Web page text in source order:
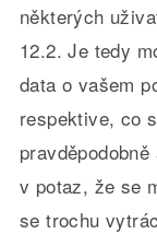
některých
12.2. Je tedy
data o vašem
respektive, co
v potaz, že se
se trochu